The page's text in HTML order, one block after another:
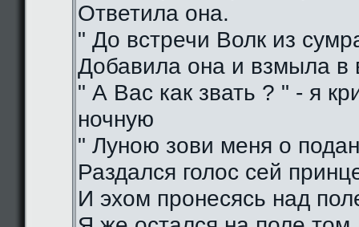
Ответила она.
" До встречи Волк из
Добавила она и взмыла в
" А Вас как звать ? " - я
ночную
" Луною зови меня о
Раздался голос сей
И эхом пронесясь над